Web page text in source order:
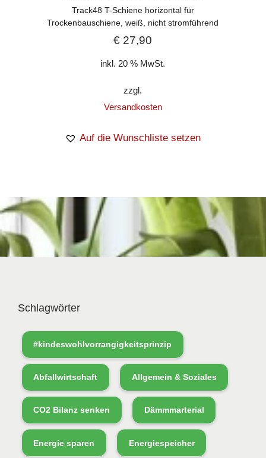
Track48 T-Schiene horizontal für
Trockenbauschiene, weiß, nicht stromführend
€ 27,90
inkl. 20 % MwSt.
zzgl.
Versandkosten
Auf die Wunschliste setzen
Schlagwörter
#kindeswohlvorrangigkeitsprinzip
Abfallwirtschaft Allgemein & Soziales
CO2 Bilanz senken Dämmmarterial
Energie sparen Energiespeicher